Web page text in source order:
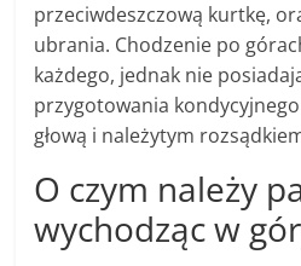
przeciwdeszczową kurtkę,
ubrania. Chodzenie po
każdego, jednak nie
przygotowania
głową i należytym
O czym należy
wychodząc w